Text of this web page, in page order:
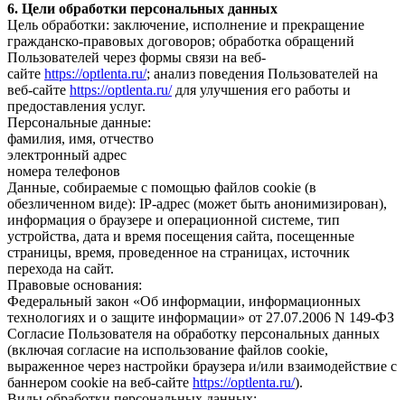
6. Цели обработки персональных данных
Цель обработки: заключение, исполнение и прекращение
гражданско-правовых договоров; обработка обращений
Пользователей через формы связи на веб-
сайте https://optlenta.ru/; анализ поведения Пользователей на
веб-сайте https://optlenta.ru/для улучшения его работы и
предоставления услуг.
Персональные данные:
фамилия, имя, отчество
электронный адрес
номера телефонов
Данные, собираемые с помощью файлов cookie (в
обезличенном виде): IP-адрес (может быть анонимизирован),
информация о браузере и операционной системе, тип
устройства, дата и время посещения сайта, посещенные
страницы, время, проведенное на страницах, источник
перехода на сайт.
Правовые основания:
Федеральный закон «Об информации, информационных
технологиях и о защите информации» от 27.07.2006 N 149-ФЗ
Согласие Пользователя на обработку персональных данных
(включая согласие на использование файлов cookie,
выраженное через настройки браузера и/или взаимодействие с
баннером cookie на веб-сайте https://optlenta.ru/).